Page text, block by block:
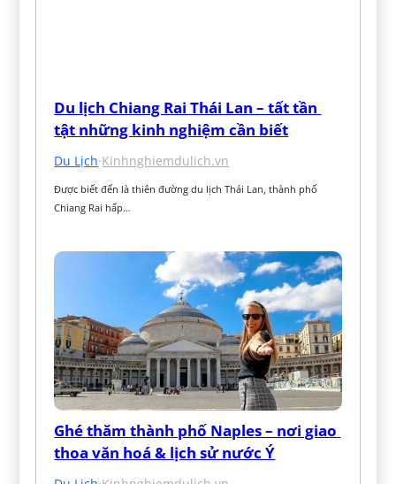
Du lịch Chiang Rai Thái Lan – tất tần
tật những kinh nghiệm cần biết
Du Lịch·Kinhnghiemdulich.vn
Được biết đến là thiên đường du lịch Thái Lan, thành phố
Chiang Rai hấp…
Ghé thăm thành phố Naples – nơi giao
thoa văn hoá & lịch sử nước Ý